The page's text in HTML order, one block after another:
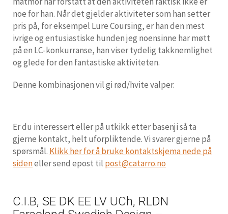
noe for han. Når det gjelder aktiviteter som han setter
pris på, for eksempel Lure Coursing, er han den mest
ivrige og entusiastiske hunden jeg noensinne har møtt
på en LC-konkurranse, han viser tydelig takknemlighet
og glede for den fantastiske aktiviteten.
Denne kombinasjonen vil gi rød/hvite valper.
Er du interessert eller på utkikk etter basenji så ta
gjerne kontakt, helt uforpliktende. Vi svarer gjerne på
spørsmål. Klikk her for å bruke kontaktskjema nede på
sideneller send epost til post@catarro.no
C.I.B, SE DK EE LV UCh, RLDN